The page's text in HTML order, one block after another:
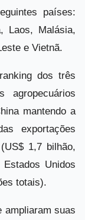
países:
Laos, Malásia,
e Vietnã.
dos três
agropecuários
mantendo a
exportações
1,7 bilhão,
Unidos
totais).
ampliaram suas